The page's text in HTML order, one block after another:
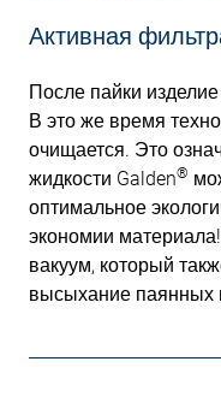
Активная
После пайки
В это же время
очищается. Это
жидкости Galden®
оптимальное
экономии
вакуум, который
высыхание паянных